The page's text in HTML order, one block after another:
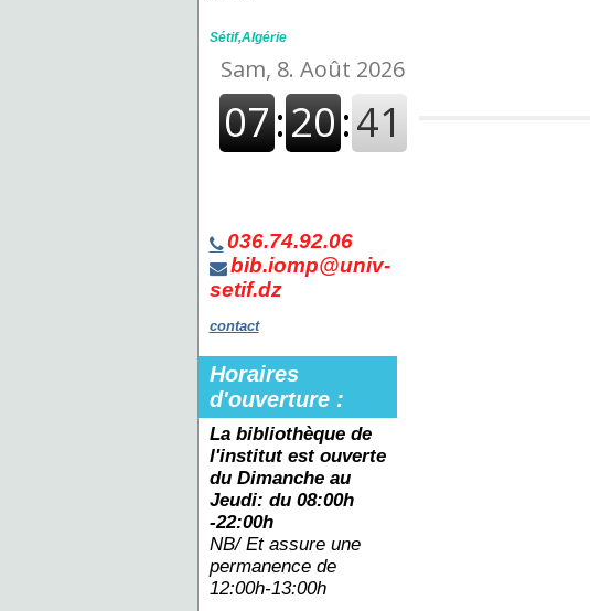
Sétif,Algérie
036.74.92.06
bib.iomp@univ-
setif.dz
contact
Horaires
d'ouverture :
La bibliothèque de
l'institut est ouverte
duDimanche au
Jeudi: du 08:00h
-22:00h
NB/ Et assure une
permanence de
12:00h-13:00h